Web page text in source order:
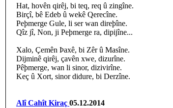
Hat, hovên qirêj, bi teq, req û zingîne.
Birçî, bê Edeb û wekê Qerecîne.
Peþmerge Gule, li ser wan direþîne.
Qîz jî, Non, ji Peþmerge ra, dipijîne...
Xalo, Çemên Þaxê, bi Zêr û Masîne.
Dijminê qirêj, çavên xwe, dizurîne.
Pêþmerge, wan li sinor, dizivirîne.
Keç û Xort, sinor didure, bi Derzîne.
Alî Cahît Kiraç 05.12.2014